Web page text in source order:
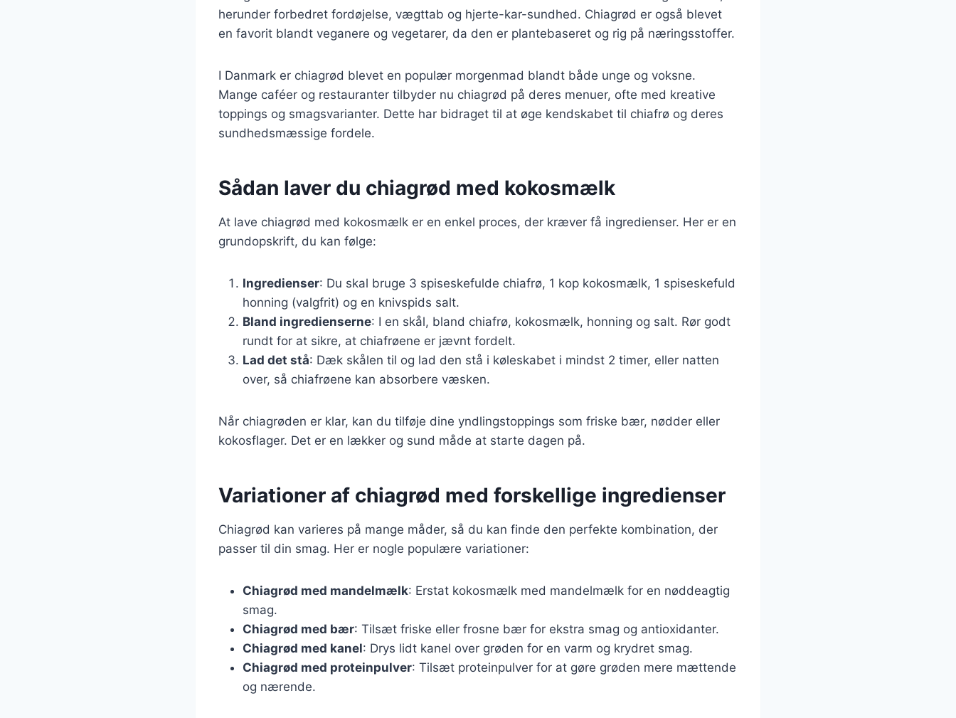
herunder forbedret fordøjelse, vægttab og hjerte-kar-sundhed. Chiagrød er også blevet
en favorit blandt veganere og vegetarer, da den er plantebaseret og rig på næringsstoffer.
I Danmark er chiagrød blevet en populær morgenmad blandt både unge og voksne.
Mange caféer og restauranter tilbyder nu chiagrød på deres menuer, ofte med kreative
toppings og smagsvarianter. Dette har bidraget til at øge kendskabet til chiafrø og deres
sundhedsmæssige fordele.
Sådan laver du chiagrød med kokosmælk
At lave chiagrød med kokosmælk er en enkel proces, der kræver få ingredienser. Her er en
grundopskrift, du kan følge:
Ingredienser: Du skal bruge 3 spiseskefulde chiafrø, 1 kop kokosmælk, 1 spiseskefuld
honning (valgfrit) og en knivspids salt.
Bland ingredienserne: I en skål, bland chiafrø, kokosmælk, honning og salt. Rør godt
rundt for at sikre, at chiafrøene er jævnt fordelt.
Lad det stå: Dæk skålen til og lad den stå i køleskabet i mindst 2 timer, eller natten
over, så chiafrøene kan absorbere væsken.
Når chiagrøden er klar, kan du tilføje dine yndlingstoppings som friske bær, nødder eller
kokosflager. Det er en lækker og sund måde at starte dagen på.
Variationer af chiagrød med forskellige ingredienser
Chiagrød kan varieres på mange måder, så du kan finde den perfekte kombination, der
passer til din smag. Her er nogle populære variationer:
Chiagrød med mandelmælk: Erstat kokosmælk med mandelmælk for en nøddeagtig
smag.
Chiagrød med bær: Tilsæt friske eller frosne bær for ekstra smag og antioxidanter.
Chiagrød med kanel: Drys lidt kanel over grøden for en varm og krydret smag.
Chiagrød med proteinpulver: Tilsæt proteinpulver for at gøre grøden mere mættende
og nærende.